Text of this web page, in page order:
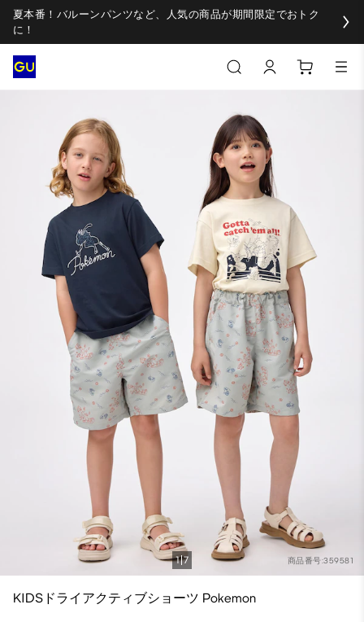
夏本番！バルーンパンツなど、人気の商品が期間限定でおトク
に！
商品番号:359581
1 7
KIDSドライアクティブショーツ Pokemon